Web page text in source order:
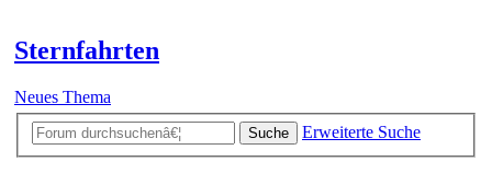
Sternfahrten
Neues Thema
Suche Erweiterte Suche